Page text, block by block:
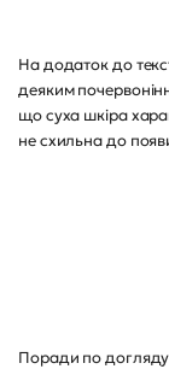
На додаток до
деяким
що суха шкіра
не схильна до
Поради по догляду